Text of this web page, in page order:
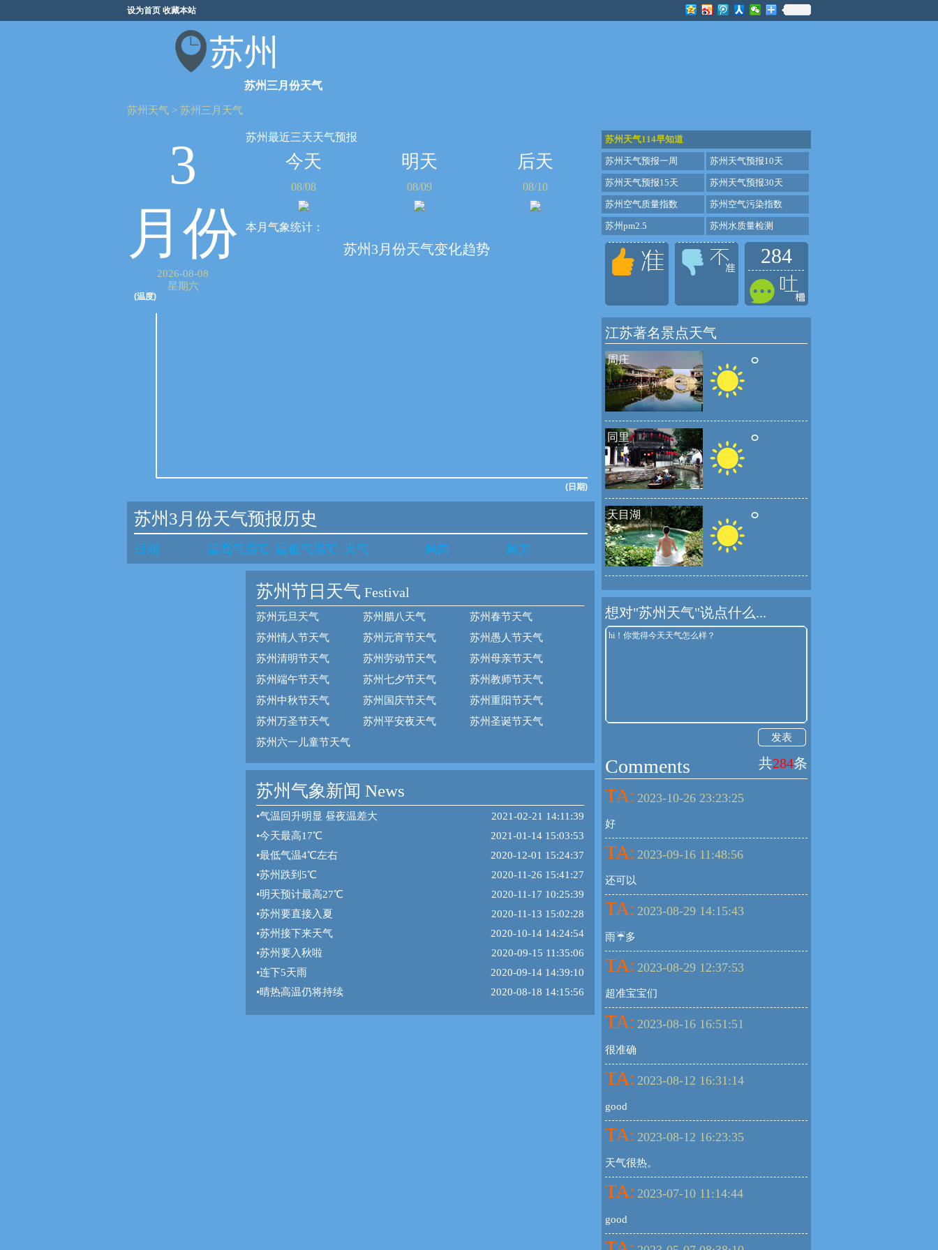
设为首页 收藏本站
苏州
苏州三月份天气
苏州天气 > 苏州三月天气
3
月份
2026-08-08
星期六
苏州最近三天天气预报
今天
08/08
明天
08/09
后天
08/10
本月气象统计：
苏州3月份天气变化趋势
(日期)
(温度)
苏州3月份天气预报历史
日期 最高气温℃ 最低气温℃ 天气 风向 风力
苏州节日天气 Festival
苏州元旦天气 苏州腊八天气
苏州春节天气
苏州情人节天气
苏州元宵节天气
苏州愚人节天气
苏州清明节天气
苏州劳动节天气
苏州母亲节天气
苏州端午节天气
苏州七夕节天气
苏州教师节天气
苏州中秋节天气
苏州国庆节天气
苏州重阳节天气
苏州万圣节天气
苏州平安夜天气
苏州圣诞节天气
苏州六一儿童节天气
苏州气象新闻 News
•气温回升明显 昼夜温差大
2021-02-21 14:11:39
•今天最高17℃
2021-01-14 15:03:53
•最低气温4℃左右
2020-12-01 15:24:37
•苏州跌到5℃
2020-11-26 15:41:27
•明天预计最高27℃
2020-11-17 10:25:39
•苏州要直接入夏
2020-11-13 15:02:28
•苏州接下来天气
2020-10-14 14:24:54
•苏州要入秋啦
2020-09-15 11:35:06
•连下5天雨
2020-09-14 14:39:10
•晴热高温仍将持续 2020-08-18 14:15:56
苏州天气114早知道
苏州天气预报一周 苏州天气预报10天
苏州天气预报15天 苏州天气预报30天
苏州空气质量指数 苏州空气污染指数
苏州pm2.5 苏州水质量检测
284
江苏著名景点天气
周庄 °
同里 °
天目湖 °
想对"苏州天气"说点什么...
发表
Comments 共284条
TA: 2023-10-26 23:23:25
好
TA: 2023-09-16 11:48:56
还可以
TA: 2023-08-29 14:15:43
雨☔️多
TA: 2023-08-29 12:37:53
超准宝宝们
TA: 2023-08-16 16:51:51
很准确
TA: 2023-08-12 16:31:14
good
TA: 2023-08-12 16:23:35
天气很热。
TA: 2023-07-10 11:14:44
good